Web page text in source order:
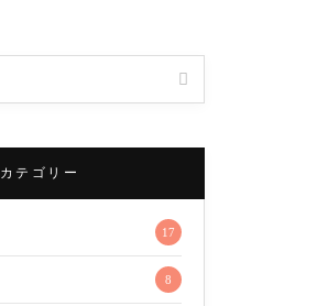
カテゴリー
17
8